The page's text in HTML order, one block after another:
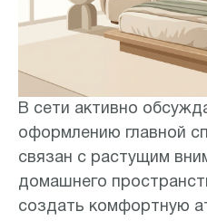
В сети активно
оформлению главной
связан с растущим
домашнего
создать комфортную